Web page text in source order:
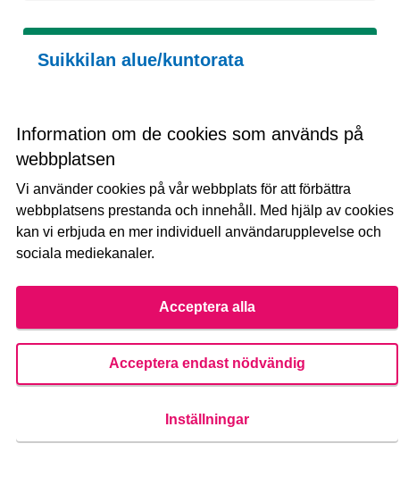
Information om de cookies som används på
webbplatsen
Vi använder cookies på vår webbplats för att förbättra
webbplatsens prestanda och innehåll. Med hjälp av cookies
kan vi erbjuda en mer individuell användarupplevelse och
sociala mediekanaler.
Acceptera alla
Acceptera endast nödvändig
Inställningar
Suikkilan alue/kuntorata
Tenniskentän luota polun kunnostaminen
leveämmäksi ja tiiviimmäksi kuntoradalle asti. On
todella...
Skapad den
12/10/2021
20 20 FÖLJARE
FÖLJ
0
Uimahalli Hirvensaloon tai eteläiseen